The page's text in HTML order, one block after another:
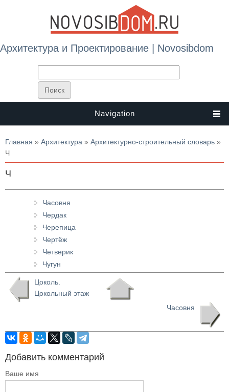
Архитектура и Проектирование | Novosibdom
Navigation
Вы здесь
Главная » Архитектура » Архитектурно-строительный словарь »
Ч
Ч
Часовня
Чердак
Черепица
Чертёж
Четверик
Чугун
Цоколь.
Цокольный этаж
Часовня
Добавить комментарий
Ваше имя